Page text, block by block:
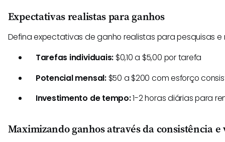
Expectativas realistas para ganhos
Defina expectativas de ganho realistas para pesquisas e
Tarefas individuais: $0,10 a $5,00 por tarefa
Potencial mensal:$50 a $200 com esforço
Investimento de tempo:1-2 horas diárias para
Maximizando ganhos através da consistência e